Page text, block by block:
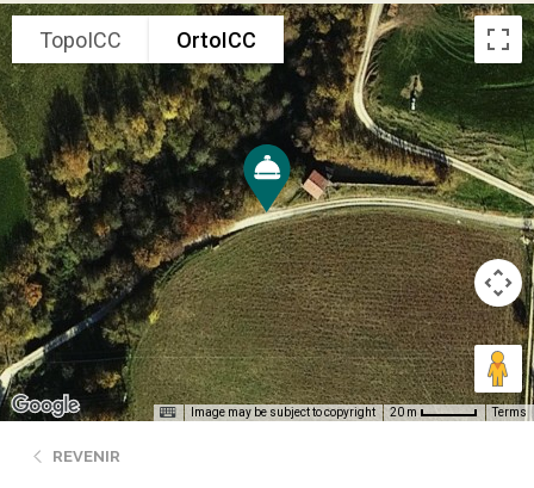
TopoICC OrtoICC
Image may be subject to copyright 20 m Terms
REVENIR